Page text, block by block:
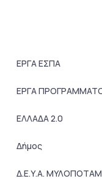
ΕΡΓΑ ΕΣΠΑ
ΕΡΓΑ
ΕΛΛΑΔΑ 2.0
Δήμος
Δ.Ε.Υ.Α.